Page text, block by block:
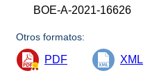
BOE-A-2021-16626
Otros formatos:
PDF XML